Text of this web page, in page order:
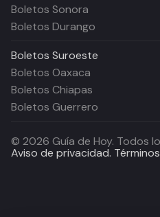
Boletos Sonora
Boletos Durango
Boletos Suroeste
Boletos Oaxaca
Boletos Chiapas
Boletos Guerrero
© 2026 Guía de Hoy. Todos
Aviso de privacidad.